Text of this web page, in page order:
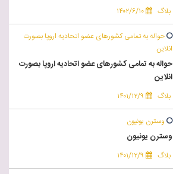
بلاگ ۱۴۰۲/۶/۱۰
حواله به تمامی کشورهای عضو اتحادیه اروپا بصورت
انلاین
حواله به تمامی کشورهای عضو اتحادیه اروپا بصورت
انلاین
بلاگ ۱۴۰۱/۱۲/۹
وسترن یونیون
وسترن یونیون
بلاگ ۱۴۰۱/۱۲/۹